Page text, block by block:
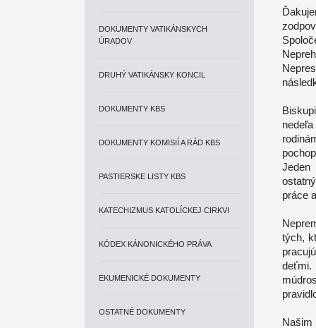
DOKUMENTY VATIKÁNSKYCH
ÚRADOV
DRUHÝ VATIKÁNSKY KONCIL
DOKUMENTY KBS
DOKUMENTY KOMISIÍ A RÁD KBS
PASTIERSKE LISTY KBS
KATECHIZMUS KATOLÍCKEJ CIRKVI
KÓDEX KÁNONICKÉHO PRÁVA
EKUMENICKÉ DOKUMENTY
OSTATNÉ DOKUMENTY
práce
tých,